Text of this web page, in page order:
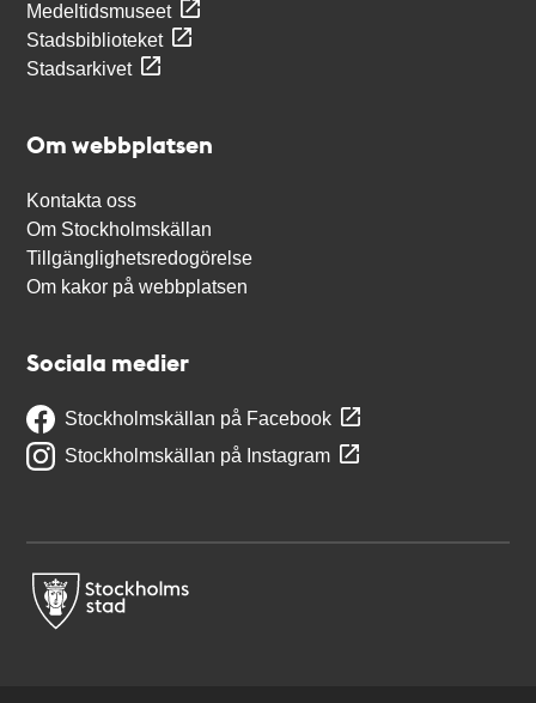
Medeltidsmuseet
Stadsbiblioteket
Stadsarkivet
Om webbplatsen
Kontakta oss
Om Stockholmskällan
Tillgänglighetsredogörelse
Om kakor på webbplatsen
Sociala medier
Stockholmskällan på Facebook
Stockholmskällan på Instagram